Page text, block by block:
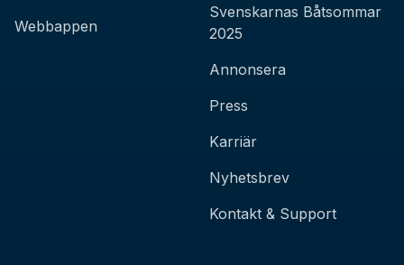
Webbappen
Svenskarnas Båtsommar
2025
Annonsera
Press
Karriär
Nyhetsbrev
Kontakt & Support